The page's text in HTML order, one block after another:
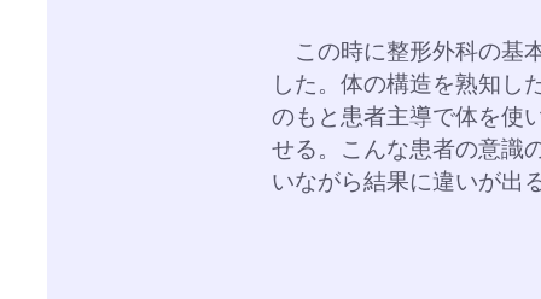
この時に整形外科の基
した。体の構造を熟知し
のもと患者主導で体を使
せる。こんな患者の意識
いながら結果に違いが出